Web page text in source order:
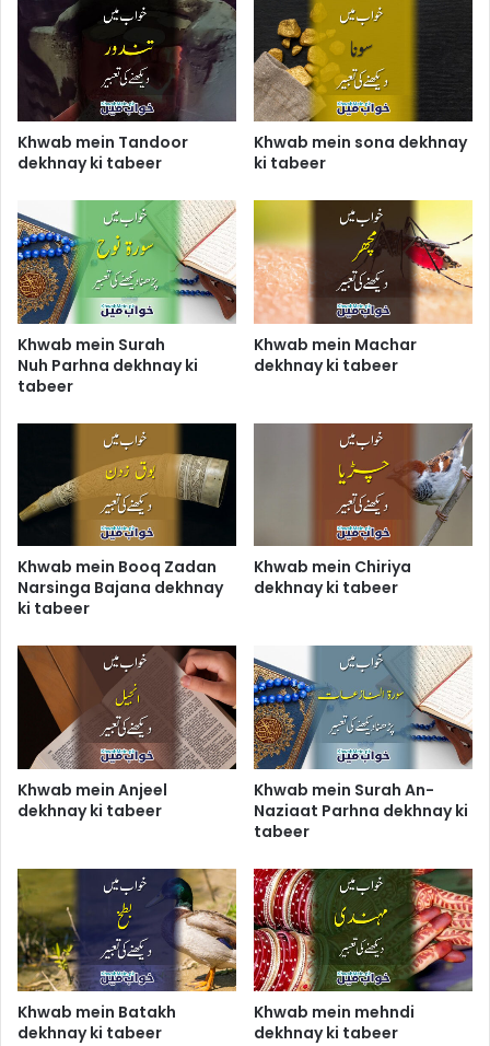
Khwab mein Tandoor
dekhnay ki tabeer
Khwab mein sona dekhnay
ki tabeer
Khwab mein Surah
Nuh Parhna dekhnay ki
tabeer
Khwab mein Machar
dekhnay ki tabeer
Khwab mein Booq Zadan
Narsinga Bajana dekhnay
ki tabeer
Khwab mein Chiriya
dekhnay ki tabeer
Khwab mein Anjeel
dekhnay ki tabeer
Khwab mein Surah An-
Naziaat Parhna dekhnay ki
tabeer
Khwab mein Batakh
dekhnay ki tabeer
Khwab mein mehndi
dekhnay ki tabeer